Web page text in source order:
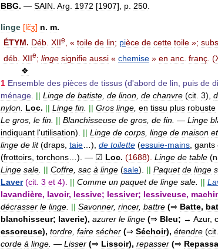
BBG. — SAIN Arg 1972 [1907], p 250
linge [lɛ̃ʒ] n. m.
ÉTYM. Déb. XIIe, « toile de lin; pièce de cette toile »;
déb XIIe; linge signifie aussi « chemise » en anc franç . (
❖
1 Ensemble des pièces de tissus (d'abord de lin puis de
ménage || Linge de batiste de linon de chanvre (cit 3),
nylon Loc. || Linge fin || Gros linge en tissu plus robuste
Le gros le fin || Blanchisseuse de gros de fin — Linge
indiquant l'utilisation). || Linge de corps linge de maison et
linge de lit (draps taie …), de toilette (essuie-mains gants
(frottoirs torchons …). — ☑ Loc. (1688). Linge de table (
Linge sale || Coffre sac à linge (sale). || Paquet de linge
Laver (cit 3 et 4). || Comme un paquet de linge sale ||
lavandière, lavoir, lessive; lessiver; lessiveuse,
décrasser le linge || Savonner, rincer, battre (⇒ Batte,
blanchisseur; laverie), azurer le linge (⇒ Bleu; → Azur,
essoreuse), tordre faire sécher (⇒ Séchoir), étendre (cit
corde à linge — Lisser (⇒ Lissoir), repasser (⇒